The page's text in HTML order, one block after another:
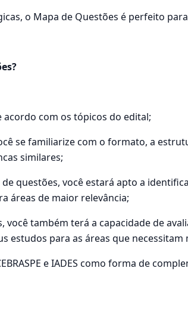
o Mapa de Questões é perfeito
acordo com os tópicos do edital;
se familiarize com o formato, a
similares;
questões, você estará apto a
áreas de maior relevância;
você também terá a capacidade de
estudos para as áreas que necessitam
e IADES como forma de